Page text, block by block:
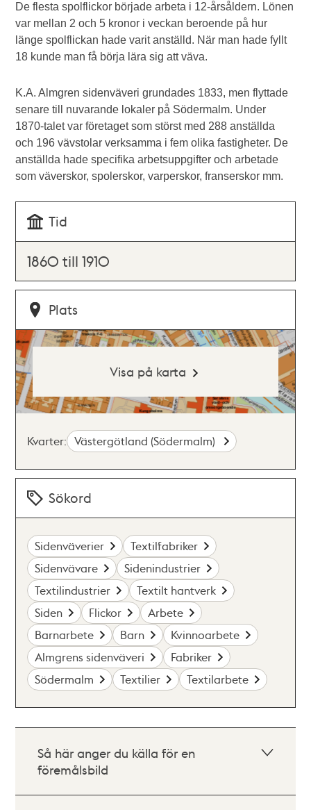
De flesta spolflickor började arbeta i 12-årsåldern. Lönen
var mellan 2 och 5 kronor i veckan beroende på hur
länge spolflickan hade varit anställd. När man hade fyllt
18 kunde man få börja lära sig att väva.
K.A. Almgren sidenväveri grundades 1833, men flyttade
senare till nuvarande lokaler på Södermalm. Under
1870-talet var företaget som störst med 288 anställda
och 196 vävstolar verksamma i fem olika fastigheter. De
anställda hade specifika arbetsuppgifter och arbetade
som väverskor, spolerskor, varperskor, franserskor mm.
Tid
1860 till 1910
Plats
Visa på karta
Kvarter: Västergötland (Södermalm)
Sökord
Sidenväverier
Textilfabriker
Sidenvävare
Sidenindustrier
Textilindustrier
Textilt hantverk
Siden
Flickor
Arbete
Barnarbete
Barn
Kvinnoarbete
Almgrens sidenväveri
Fabriker
Södermalm
Textilier Textilarbete
Så här anger du källa för en
föremålsbild